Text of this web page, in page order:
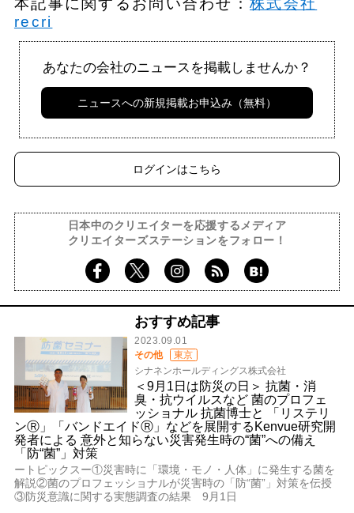
本記事に関するお問い合わせ：株式会社
recri
あなたの会社のニュースを掲載しませんか？
ニュースへの新規掲載お申込み（無料）
ログインはこちら
日本中のクリエイターを応援するメディア
クリエイターズステーションをフォロー！
おすすめ記事
2023.09.01
その他
東京
シナネンホールディングス株式会社
＜9月1日は防災の日＞ 抗菌・消
臭・抗ウイルスなど 菌のプロフェ
ッショナル 抗菌博士と 「リステリ
ンⓇ」「バンドエイドⓇ」などを展開するKenvue研究開
発者による 意外と知らない災害発生時の“菌”への備え
「防“菌”」対策
ートピックスー①災害時に「環境・モノ・人体」に発生する菌を
解説②菌のプロフェッショナルが災害時の「防“菌”」対策を伝授
③防災意識に関する実態調査の結果 9月1日